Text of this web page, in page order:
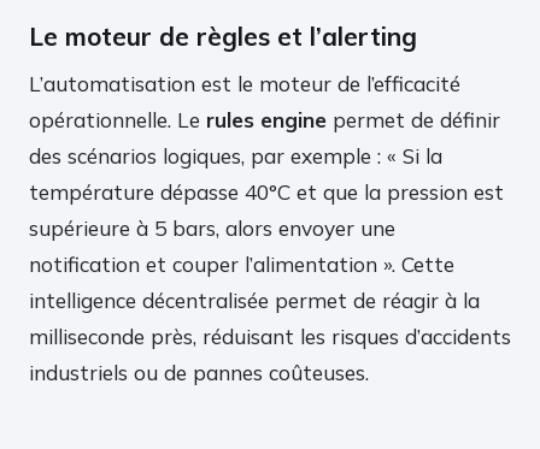
Le moteur de règles et l’alerting
L’automatisation est le moteur de l’efficacité
opérationnelle. Le rules engine permet de définir
des scénarios logiques, par exemple : « Si la
température dépasse 40°C et que la pression est
supérieure à 5 bars, alors envoyer une
notification et couper l’alimentation ». Cette
intelligence décentralisée permet de réagir à la
milliseconde près, réduisant les risques d’accidents
industriels ou de pannes coûteuses.